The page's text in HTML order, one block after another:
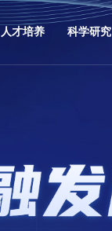
人才培养 科学研究